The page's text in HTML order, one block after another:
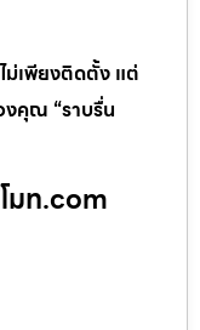
ม่เพียงติดตั้ง แต่
งคุณ “ราบรื่น
มท.com